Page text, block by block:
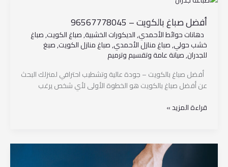
أفضل صباغ بالكويت – 96567778045
دهانات حوائط الأحمدي,الديكورات الخشبية,صباغ الكويت,صباغ
خشب حولي,صباغ منازل الأحمدي,صباغ منازل الكويت,صبغ
للجدران,صيانة عامة وتقسيم وترميم
أفضل صباغ بالكويت – جودة عالية وتشطيب احترافي لمنزلك البحث
عن أفضل صباغ بالكويت هو الخطوة الأولى لأي شخص يرغب
بالكويت
–
96567778045
قراءة المزيد »